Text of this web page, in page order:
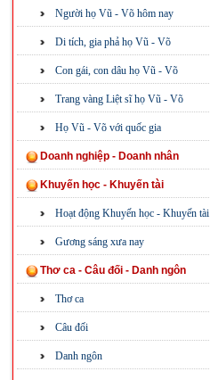
Người họ Vũ - Võ hôm nay
Di tích, gia phả họ Vũ - Võ
Con gái, con dâu họ Vũ - Võ
Trang vàng Liệt sĩ họ Vũ - Võ
Họ Vũ - Võ với quốc gia
Doanh nghiệp - Doanh nhân
Khuyến học - Khuyến tài
Hoạt động Khuyến học - Khuyến tài
Gương sáng xưa nay
Thơ ca - Câu đối - Danh ngôn
Thơ ca
Câu đối
Danh ngôn